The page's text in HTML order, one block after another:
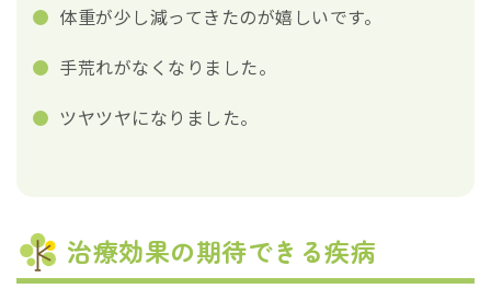
体重が少し減ってきたのが嬉しいです。
手荒れがなくなりました。
ツヤツヤになりました。
治療効果の期待できる疾病